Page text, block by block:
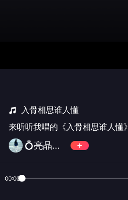
入骨相思谁人懂
来听听我唱的《入骨相思谁人懂》
💍亮晶晶✨✨✨
00:00